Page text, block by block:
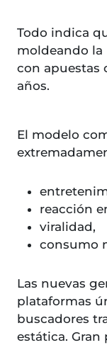
Todo indica
moldeando
con apuestas
años.
El modelo
reacción
viralidad,
consumo
Las nuevas
plataformas
buscadores
estática.